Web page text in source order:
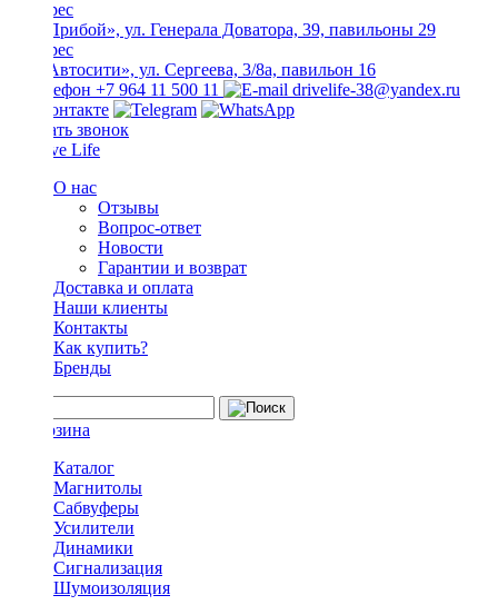
ТЦ «Прибой», ул. Генерала Доватора, 39, павильоны 29
ТЦ «Автосити», ул. Сергеева, 3/8а, павильон 16
+7 964 11 500 11
drivelife-38@yandex.ru
Заказать звонок
О нас
Отзывы
Вопрос-ответ
Новости
Гарантии и возврат
Доставка и оплата
Наши клиенты
Контакты
Как купить?
Бренды
Каталог
Магнитолы
Сабвуферы
Усилители
Динамики
Сигнализация
Шумоизоляция